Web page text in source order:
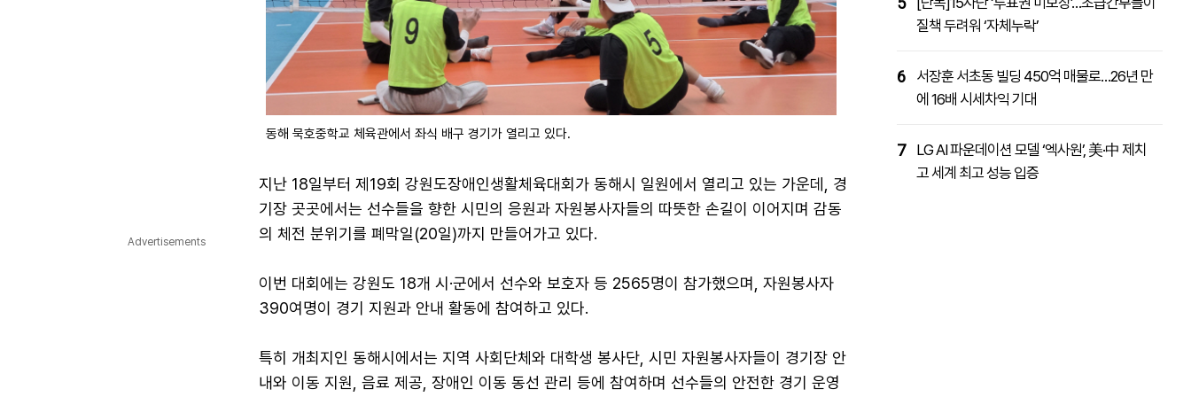
Advertisements
동해 묵호중학교 체육관에서 좌식 배구 경기가 열리고 있다.
지난 18일부터 제19회 강원도장애인생활체육대회가 동해시 일원에서 열리고 있는 가운데, 경
기장 곳곳에서는 선수들을 향한 시민의 응원과 자원봉사자들의 따뜻한 손길이 이어지며 감동
의 체전 분위기를 폐막일(20일)까지 만들어가고 있다.
이번 대회에는 강원도 18개 시·군에서 선수와 보호자 등 2565명이 참가했으며, 자원봉사자
390여명이 경기 지원과 안내 활동에 참여하고 있다.
특히 개최지인 동해시에서는 지역 사회단체와 대학생 봉사단, 시민 자원봉사자들이 경기장 안
내와 이동 지원, 음료 제공, 장애인 이동 동선 관리 등에 참여하며 선수들의 안전한 경기 운영
질책 두려워 ‘자체누락’
6
서장훈 서초동 빌딩 450억 매물로…26년 만
에 16배 시세차익 기대
7
LG AI 파운데이션 모델 ‘엑사원’, 美·中 제치
고 세계 최고 성능 입증